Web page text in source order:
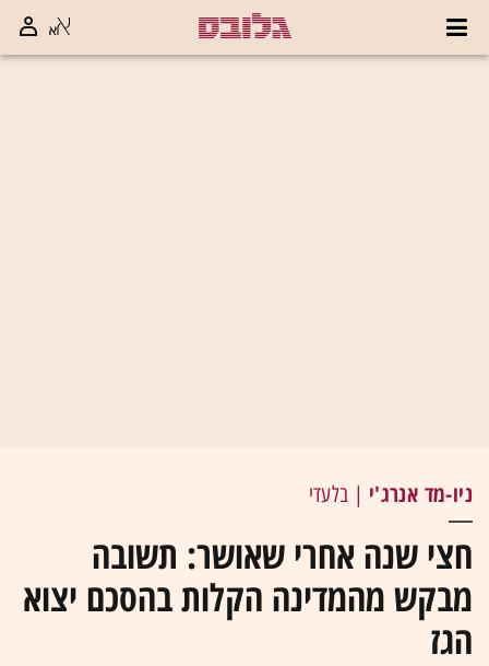
ניו-מד אנרג'י | בלעדי
חצי שנה אחרי שאושר: תשובה
מבקש מהמדינה הקלות בהסכם יצוא
הגז